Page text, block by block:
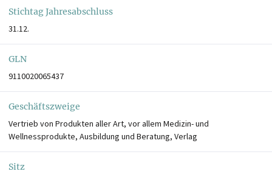
Stichtag Jahresabschluss
31.12.
GLN
9110020065437
Geschäftszweige
Vertrieb von Produkten aller Art, vor allem Medizin- und
Wellnessprodukte, Ausbildung und Beratung, Verlag
Sitz